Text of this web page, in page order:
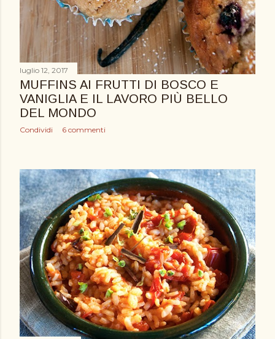
luglio 12, 2017
MUFFINS AI FRUTTI DI BOSCO E
VANIGLIA E IL LAVORO PIÙ BELLO
DEL MONDO
Condividi 6 commenti